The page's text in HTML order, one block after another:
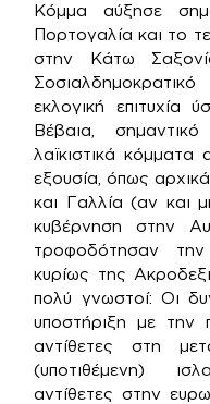
Κόμμα αύξησε
Πορτογαλία και το
στην Κάτω
εκλογική επιτυχία
Βέβαια,
λαϊκιστικά
εξουσία, όπως
και Γαλλία (αν και
κυβέρνηση στην
τροφοδότησαν
κυρίως της
πολύ γνωστοί: Οι
υποστήριξη με την
αντίθετες στη
(υποτιθέμενη)
αντίθετες στην